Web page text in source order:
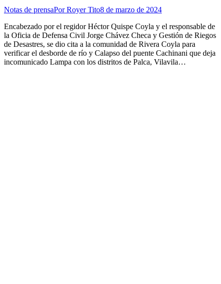
Notas de prensaPorRoyer Tito8 de marzo de 2024
Encabezado por el regidor Héctor Quispe Coyla y el responsable de
la Oficia de Defensa Civil Jorge Chávez Checa y Gestión de Riegos
de Desastres, se dio cita a la comunidad de Rivera Coyla para
verificar el desborde de río y Calapso del puente Cachinani que deja
incomunicado Lampa con los distritos de Palca, Vilavila…